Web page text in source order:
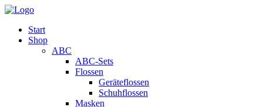
Start
Shop
ABC
ABC-Sets
Flossen
Geräteflossen
Schuhflossen
Masken